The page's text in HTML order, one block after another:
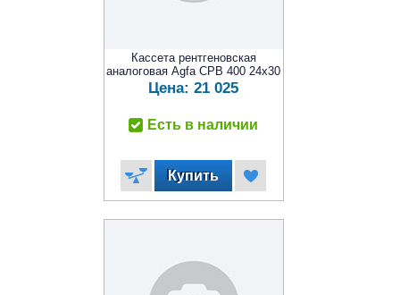
Кассета рентгеновская
аналоговая Agfa CPB 400 24x30
Цена: 21 025
Есть в наличии